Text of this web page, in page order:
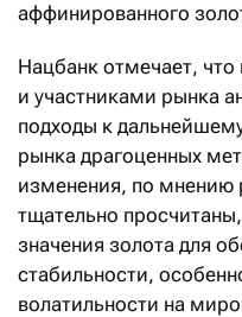
аффинированного
Нацбанк отмечает,
и участниками рынка
подходы к
рынка драгоценных
изменения, по мнению
тщательно
значения золота для
стабильности,
волатильности на